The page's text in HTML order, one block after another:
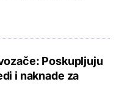
Poskupljuju
i naknade za